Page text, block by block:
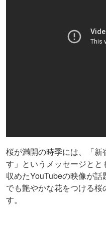
桜が満開の時季には、「新
す」というメッセージと
収めたYouTubeの映像が
でも艶やかな花をつける
す。